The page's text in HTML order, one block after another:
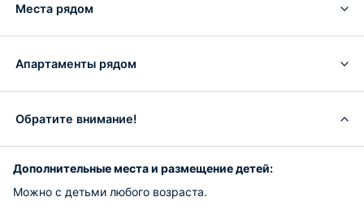
Места рядом
Апартаменты рядом
Обратите внимание!
Дополнительные места и размещение детей:
Можно с детьми любого возраста.